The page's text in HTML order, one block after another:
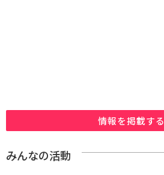
情報を掲載する
みんなの活動